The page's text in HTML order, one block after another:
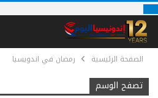
الصفحة الرئيسية رمضان في اندويسيا
تصفح الوسم